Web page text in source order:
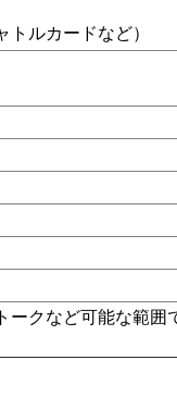
トルカードなど）
クなど可能な範囲